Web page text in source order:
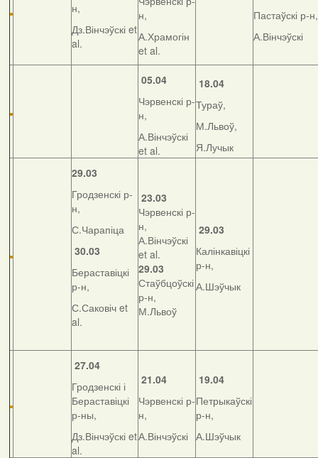
н,
Дз.Вінчэўскі et
al.
н,
А.Храмогін
et al.
Пастаўскі р-н,
А.Вінчэўскі
05.04
Чэрвенскі р-
н,
А.Вінчэўскі
et al.
18.04
Тураў,
М.Львоў,
Я.Лучык
29.03
Гродзенскі р-
н,
С.Чарапіца
30.03
Бераставіцкі
р-н,
С.Саковіч et
al.
23.03
Чэрвенскі р-
н,
А.Вінчэўскі
et al.
29.03
Стаўбцоўскі
р-н,
М.Львоў
29.03
Калінкавіцкі
р-н,
А.Шэўчык
27.04
Гродзенскі і
Бераставіцкі
р-ны,
Дз.Вінчэўскі et
al.
21.04
Чэрвенскі р-
н,
А.Вінчэўскі
19.04
Петрыкаўскі
р-н,
А.Шэўчык